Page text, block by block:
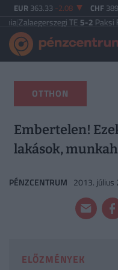
EUR 363.33 -2.08 CHF
TE5-2Paksi FC
OTTHON
Embertelen!
lakások,
PÉNZCENTRUM 2013. július
ELŐZMÉNYEK